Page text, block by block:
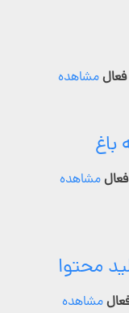
مشاهده
باغ
مشاهده
محتوا
مشاهده